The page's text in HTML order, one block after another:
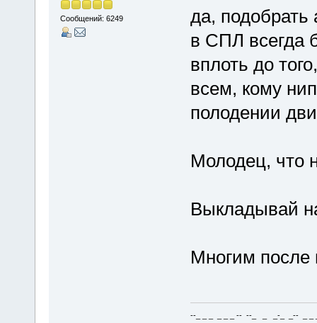
Сообщений: 6249
да, подобрать
в СПЛ всегда
вплоть до
всем, кому
полодении
Молодец, что
Выкладывай
Многим после
--_ _ _ _ _ _ -- --_ _ _-_ _-- _ _